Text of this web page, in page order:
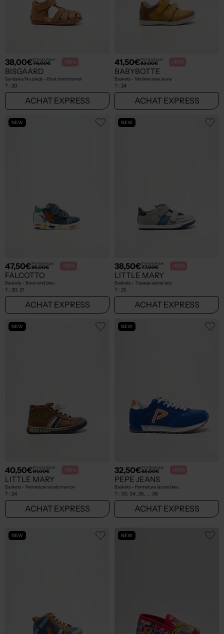
38,00€Prix boutique :
76,00€ -50%
BISGAARD
Sandales/Nu pieds - Bout rond marron
T : 20
ACHAT EXPRESS
41,50€Prix boutique :
83,00€ -50%
BABYBOTTE
Baskets - Matière lisse jaune
T : 24
ACHAT EXPRESS
NEW
47,50€Prix boutique :
95,00€ -50%
FALCOTTO
Baskets - Bout rond bleu
T : 20, 21
ACHAT EXPRESS
NEW
38,50€Prix boutique :
77,00€ -50%
LITTLE MARY
Baskets - Tissage satiné gris
T : 25
ACHAT EXPRESS
NEW
40,50€Prix boutique :
81,00€ -50%
LITTLE MARY
Baskets - Fermeture lacets marron
T : 24
ACHAT EXPRESS
NEW
32,50€Prix boutique :
65,00€ -50%
PEPE JEANS
Baskets - Fermeture lacets bleu
T : 33, 34, 35, ... 36
ACHAT EXPRESS
NEW NEW